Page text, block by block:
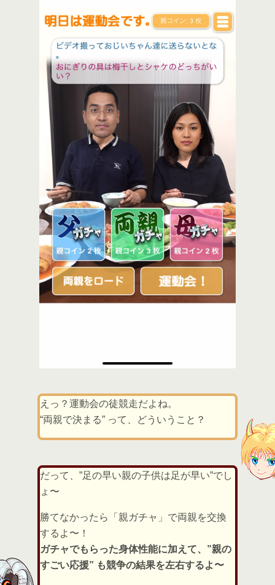
えっ？運動会の徒競走だよね。
“両親で決まる” って、どういうこと？
だって、”足の早い親の子供は足が早い”でし
ょ〜
勝てなかったら「親ガチャ」で両親を交換
するよ〜！
ガチャでもらった身体性能に加えて、”親の
すごい応援” も競争の結果を左右するよ〜